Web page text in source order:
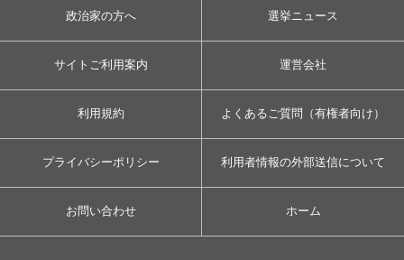
政治家の方へ 選挙ニュース
サイトご利用案内 運営会社
利用規約 よくあるご質問（有権者向け）
プライバシーポリシー 利用者情報の外部送信について
お問い合わせ ホーム